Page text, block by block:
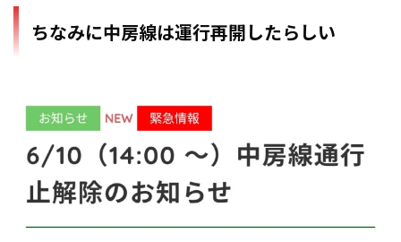
ちなみに中房線は運行再開したらしい